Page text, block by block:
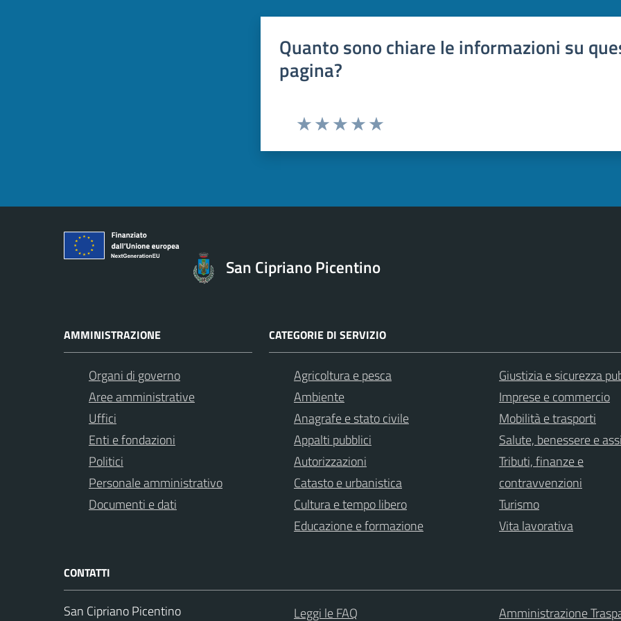
Quanto sono chiare le informazioni su
pagina?
San Cipriano Picentino
AMMINISTRAZIONE
Organi di governo
Aree amministrative
Uffici
Enti e fondazioni
Politici
Personale amministrativo
Documenti e dati
CATEGORIE DI SERVIZIO
Agricoltura e pesca
Ambiente
Anagrafe e stato civile
Appalti pubblici
Autorizzazioni
Catasto e urbanistica
Cultura e tempo libero
Educazione e formazione
Giustizia e sicurezza
Imprese e commercio
Mobilità e trasporti
Salute, benessere e
Tributi, finanze e
contravvenzioni
Turismo
Vita lavorativa
CONTATTI
San Cipriano Picentino
Leggi le FAQ Amministrazione